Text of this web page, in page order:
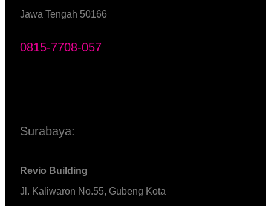
Jawa Tengah 50166
0815-7708-057
Surabaya:
Revio Building
Jl. Kaliwaron No.55, Gubeng Kota